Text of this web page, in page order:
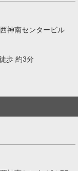
神南センタービル
歩 約3分